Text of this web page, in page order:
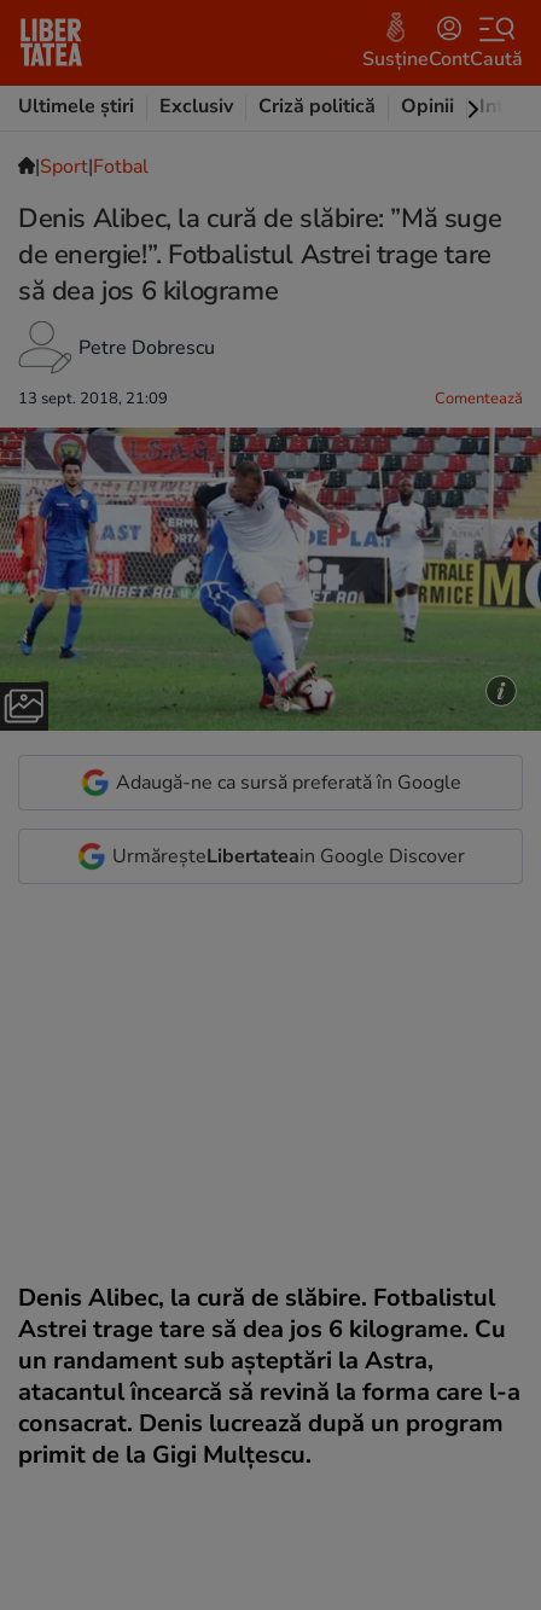
SusțineContCaută
Ultimele știri
Exclusiv Criză politică Opinii
|Sport|Fotbal
Denis Alibec, la cură de slăbire: ”Mă suge
de energie!”. Fotbalistul Astrei trage tare
să dea jos 6 kilograme
Petre Dobrescu
13 sept. 2018, 21:09 Comentează
Adaugă-ne ca sursă preferată în Google
UrmăreșteLibertateain Google Discover
Denis Alibec, la cură de slăbire. Fotbalistul
Astrei trage tare să dea jos 6 kilograme. Cu
un randament sub aşteptări la Astra,
atacantul încearcă să revină la forma care l-a
consacrat. Denis lucrează după un program
primit de la Gigi Mulţescu.